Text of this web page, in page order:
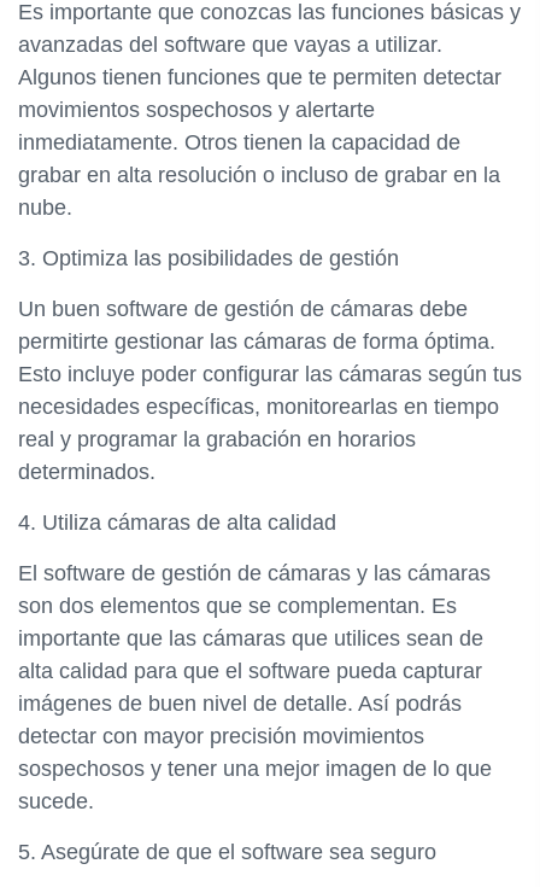
Es importante que conozcas las funciones básicas y
avanzadas del software que vayas a utilizar.
Algunos tienen funciones que te permiten detectar
movimientos sospechosos y alertarte
inmediatamente. Otros tienen la capacidad de
grabar en alta resolución o incluso de grabar en la
nube.
3. Optimiza las posibilidades de gestión
Un buen software de gestión de cámaras debe
permitirte gestionar las cámaras de forma óptima.
Esto incluye poder configurar las cámaras según tus
necesidades específicas, monitorearlas en tiempo
real y programar la grabación en horarios
determinados.
4. Utiliza cámaras de alta calidad
El software de gestión de cámaras y las cámaras
son dos elementos que se complementan. Es
importante que las cámaras que utilices sean de
alta calidad para que el software pueda capturar
imágenes de buen nivel de detalle. Así podrás
detectar con mayor precisión movimientos
sospechosos y tener una mejor imagen de lo que
sucede.
5. Asegúrate de que el software sea seguro